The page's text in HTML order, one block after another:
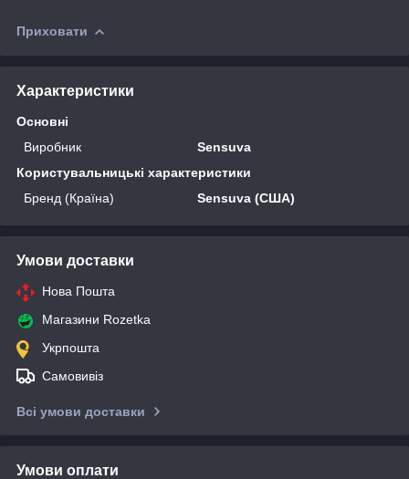
Приховати
Характеристики
Основні
Виробник
Sensuva
Користувальницькі характеристики
Бренд (Країна)
Sensuva (США)
Умови доставки
Нова Пошта
Магазини Rozetka
Укрпошта
Самовивіз
Всі умови доставки
Умови оплати